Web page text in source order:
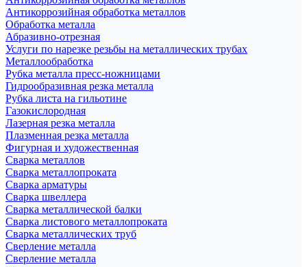
Антикоррозийная обработка металлов
Обработка металла
Абразивно-отрезная
Услуги по нарезке резьбы на металлических трубах
Металлообработка
Рубка металла пресс-ножницами
Гидрообразивная резка металла
Рубка листа на гильотине
Газокислородная
Лазерная резка металла
Плазменная резка металла
Фигурная и художественная
Сварка металлов
Сварка металлопроката
Сварка арматуры
Сварка швеллера
Сварка металлической балки
Сварка листового металлопроката
Сварка металлических труб
Сверление металла
Сверление металла